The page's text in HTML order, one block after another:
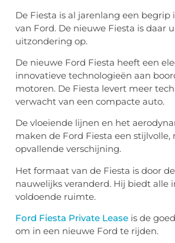
De Fiesta is al jarenlang een begrip
van Ford. De nieuwe Fiesta is daar
uitzondering op.
De nieuwe Ford Fiesta heeft een
innovatieve technologieën aan
motoren. De Fiesta levert meer
verwacht van een compacte auto.
De vloeiende lijnen en het
maken de Ford Fiesta een stijlvolle,
opvallende verschijning.
Het formaat van de Fiesta is door
nauwelijks veranderd. Hij biedt alle
voldoende ruimte.
Ford Fiesta Private Lease is de
om in een nieuwe Ford te rijden.